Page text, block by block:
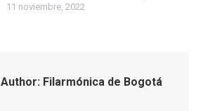
11 noviembre, 2022
Author: Filarmónica de Bogotá